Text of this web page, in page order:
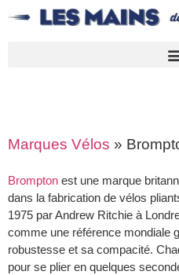
Marques Vélos »
Brompton est une marque
dans la fabrication de vélos
1975 par Andrew Ritchie à
comme une référence mondiale
robustesse et sa compacité.
pour se plier en quelques